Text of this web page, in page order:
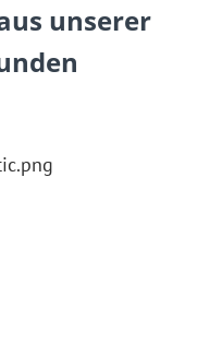
unserer